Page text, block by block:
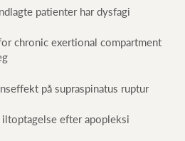
patienter har dysfagi
chronic exertional compartment
på supraspinatus ruptur
efter apopleksi